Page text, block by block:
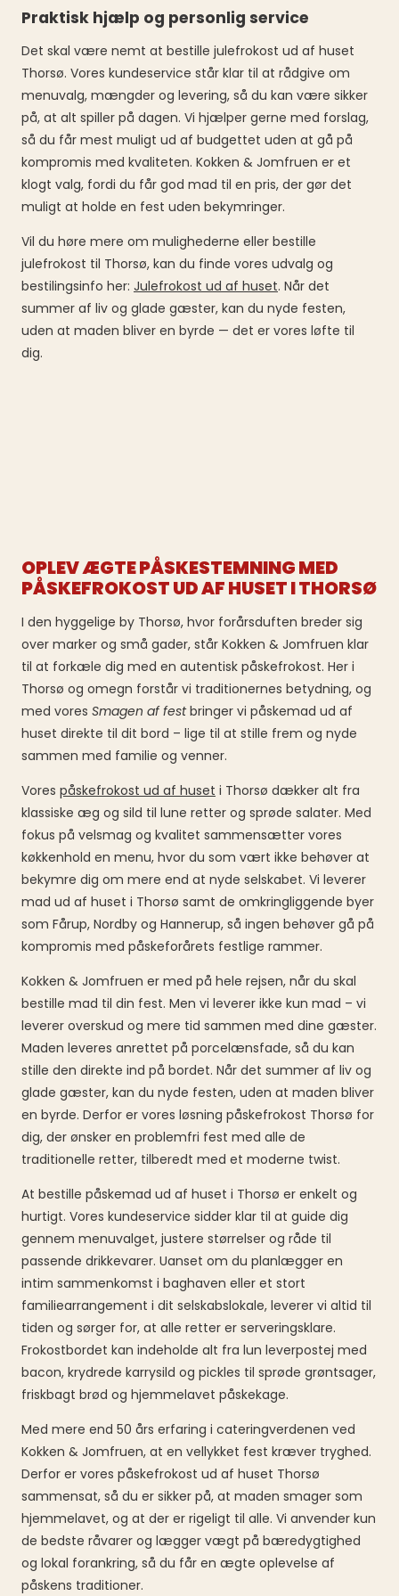
Praktisk hjælp og personlig service
Det skal være nemt at bestille julefrokost ud af huset
Thorsø. Vores kundeservice står klar til at rådgive om
menuvalg, mængder og levering, så du kan være sikker
på, at alt spiller på dagen. Vi hjælper gerne med forslag,
så du får mest muligt ud af budgettet uden at gå på
kompromis med kvaliteten. Kokken & Jomfruen er et
klogt valg, fordi du får god mad til en pris, der gør det
muligt at holde en fest uden bekymringer.
Vil du høre mere om mulighederne eller bestille
julefrokost til Thorsø, kan du finde vores udvalg og
bestilingsinfo her: Julefrokost ud af huset. Når det
summer af liv og glade gæster, kan du nyde festen,
uden at maden bliver en byrde — det er vores løfte til
dig.
OPLEV ÆGTE PÅSKESTEMNING MED
PÅSKEFROKOST UD AF HUSET I THORSØ
I den hyggelige by Thorsø, hvor forårsduften breder sig
over marker og små gader, står Kokken & Jomfruen klar
til at forkæle dig med en autentisk påskefrokost. Her i
Thorsø og omegn forstår vi traditionernes betydning, og
med vores Smagen af festbringer vi påskemad ud af
huset direkte til dit bord – lige til at stille frem og nyde
sammen med familie og venner.
Vores påskefrokost ud af huset i Thorsø dækker alt fra
klassiske æg og sild til lune retter og sprøde salater. Med
fokus på velsmag og kvalitet sammensætter vores
køkkenhold en menu, hvor du som vært ikke behøver at
bekymre dig om mere end at nyde selskabet. Vi leverer
mad ud af huset i Thorsø samt de omkringliggende byer
som Fårup, Nordby og Hannerup, så ingen behøver gå på
kompromis med påskeforårets festlige rammer.
Kokken & Jomfruen er med på hele rejsen, når du skal
bestille mad til din fest. Men vi leverer ikke kun mad – vi
leverer overskud og mere tid sammen med dine gæster.
Maden leveres anrettet på porcelænsfade, så du kan
stille den direkte ind på bordet. Når det summer af liv og
glade gæster, kan du nyde festen, uden at maden bliver
en byrde. Derfor er vores løsning påskefrokost Thorsø for
dig, der ønsker en problemfri fest med alle de
traditionelle retter, tilberedt med et moderne twist.
At bestille påskemad ud af huset i Thorsø er enkelt og
hurtigt. Vores kundeservice sidder klar til at guide dig
gennem menuvalget, justere størrelser og råde til
passende drikkevarer. Uanset om du planlægger en
intim sammenkomst i baghaven eller et stort
familiearrangement i dit selskabslokale, leverer vi altid til
tiden og sørger for, at alle retter er serveringsklare.
Frokostbordet kan indeholde alt fra lun leverpostej med
bacon, krydrede karrysild og pickles til sprøde grøntsager,
friskbagt brød og hjemmelavet påskekage.
Med mere end 50 års erfaring i cateringverdenen ved
Kokken & Jomfruen, at en vellykket fest kræver tryghed.
Derfor er vores påskefrokost ud af huset Thorsø
sammensat, så du er sikker på, at maden smager som
hjemmelavet, og at der er rigeligt til alle. Vi anvender kun
de bedste råvarer og lægger vægt på bæredygtighed
og lokal forankring, så du får en ægte oplevelse af
påskens traditioner.